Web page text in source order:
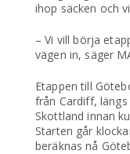
ihop säcken och
– Vi vill börja
vägen in, säger
Etappen till
från Cardiff,
Skottland innan
Starten går
beräknas nå